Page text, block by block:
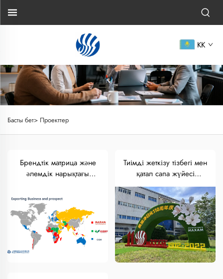
KK
Басты бет> Проекттер
Брендтік матрица және
әлемдік нарықтағы
Тиімді жеткізу тізбегі мен
қатал сапа жүйесі
арқылы екі жақты
қозғалыс